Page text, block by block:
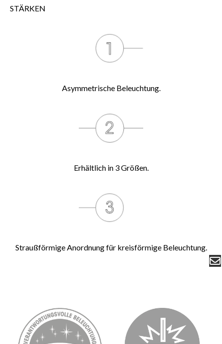
STÄRKEN
Asymmetrische Beleuchtung.
Erhältlich in 3 Größen.
Straußförmige Anordnung für kreisförmige Beleuchtung.